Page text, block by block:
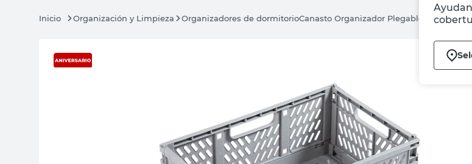
Organización y Limpieza Organizadores de dormitorioCanasto Organizador Plegable 30.5x19.7